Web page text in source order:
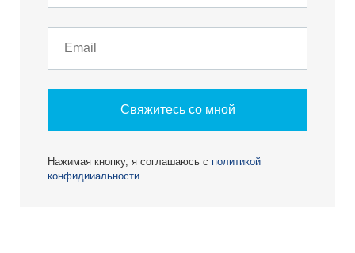
Свяжитесь со мной
Нажимая кнопку, я соглашаюсь с политикой
конфидииальности